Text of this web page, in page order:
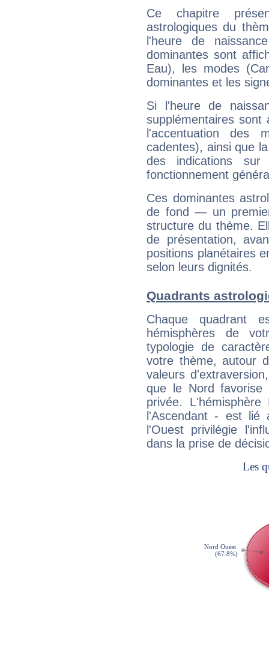
Ce chapitre
astrologiques du
l'heure de
dominantes sont
Eau), les modes
dominantes et les
Si l'heure de
supplémentaires sont
l'accentuation des
cadentes), ainsi que
des indications sur
fonctionnement
Ces dominantes
de fond — un
structure du thème.
de présentation,
positions planétaires
selon leurs dignités.
Quadrants
Chaque quadrant
hémisphères de
typologie de
votre thème, autour
valeurs
que le Nord favorise
privée.
l'Ascendant - est
l'Ouest privilégie
dans la prise de